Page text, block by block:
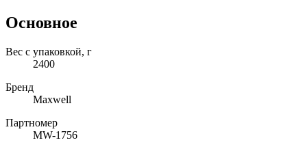
Основное
Вес с упаковкой, г
2400
Бренд
Maxwell
Партномер
MW-1756